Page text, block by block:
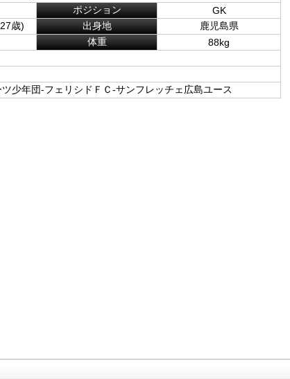
ポジション
GK
歳) 出身地
鹿児島県
体重
88kg
少年団-フェリシドＦＣ-サンフレッチェ広島ユース